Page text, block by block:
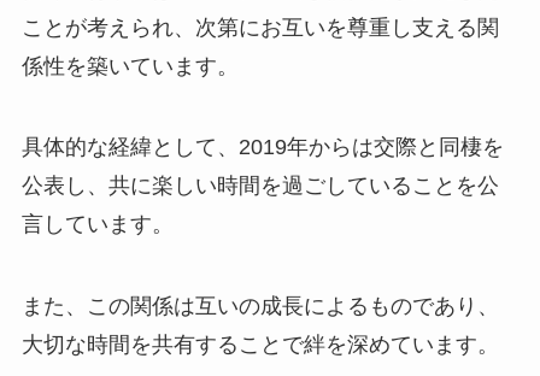
ことが考えられ、次第にお互いを尊重し支える関
係性を築いています。
具体的な経緯として、2019年からは交際と同棲を
公表し、共に楽しい時間を過ごしていることを公
言しています。
また、この関係は互いの成長によるものであり、
大切な時間を共有することで絆を深めています。